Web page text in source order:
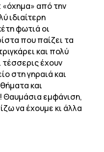
«όχημα» από την
ιδιαίτερη
φωτιά οι
που παίζει τα
και πολύ
τέσσερις έχουν
στη γηραιά και
και
Θαυμάσια εμφάνιση,
να έχουμε κι άλλα